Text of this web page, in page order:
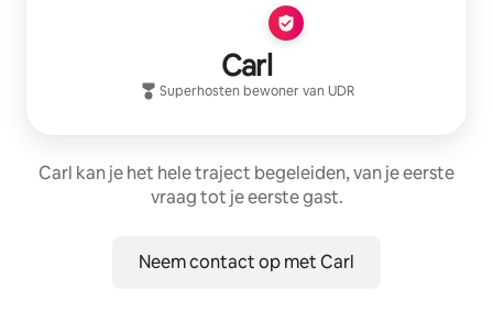
Carl
Superhosten bewoner van UDR
Carl kan je het hele traject begeleiden, van je eerste
vraag tot je eerste gast.
Neem contact op met Carl